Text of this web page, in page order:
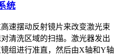
统
速摆动反射镜片来改变激光束
清洗区域的扫描。激光器发出
组进行准直，然后由X轴和Y轴